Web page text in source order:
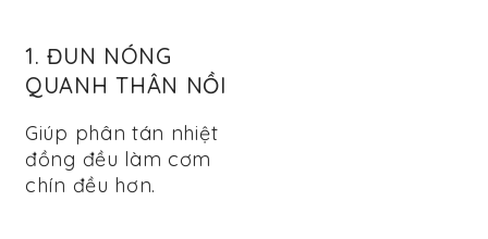
1. ĐUN NÓNG
QUANH THÂN NỒI
Giúp phân tán nhiệt
đồng đều làm cơm
chín đều hơn.